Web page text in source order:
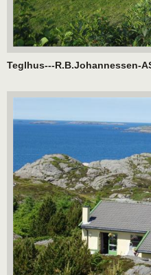
Teglhus---R.B.Johannessen-